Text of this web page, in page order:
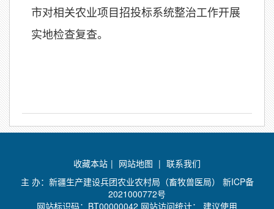
市对相关农业项目招投标系统整治工作开展
实地检查复查。
收藏本站 | 网站地图 | 联系我们
主 办：新疆生产建设兵团农业农村局（畜牧兽医局） 新ICP备
2021000772号
网站标识码：BT00000042 网站访问统计： 建议使用